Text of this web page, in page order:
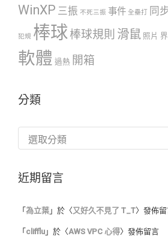
WinXP 三振 不死三振 事件 全壘打 同
犯規 棒球棒球規則 滑鼠 照片
軟體 過熱 開箱
分類
近期留言
「 為立葉 」於〈又好久不見了 T_T〉發佈
「 clifflu 」於〈AWS VPC 心得〉發佈留言